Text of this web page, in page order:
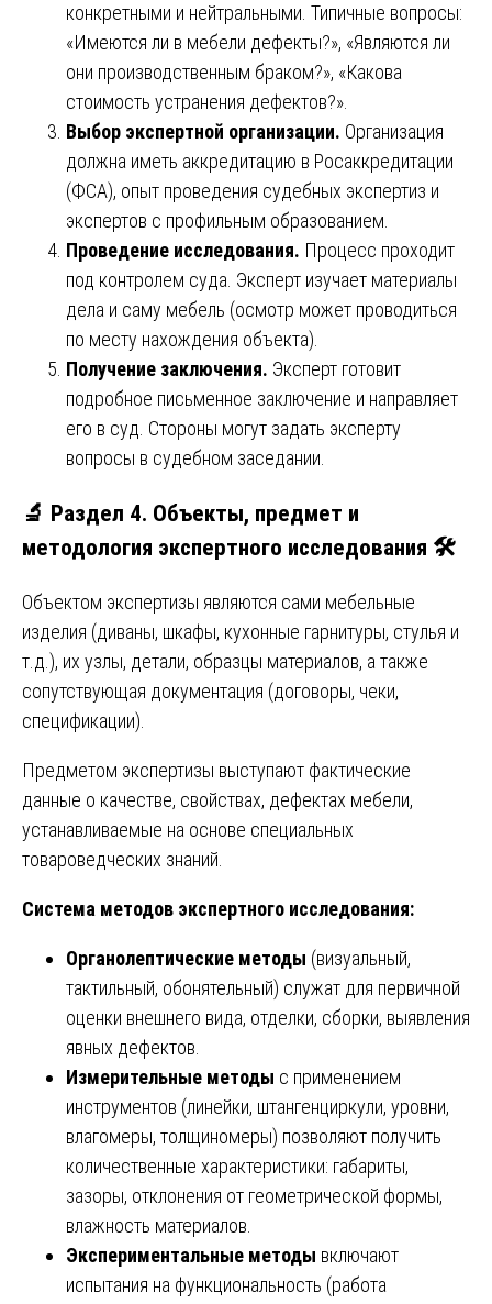
конкретными и нейтральными. Типичные вопросы:
«Имеются ли в мебели дефекты?», «Являются ли
они производственным браком?», «Какова
стоимость устранения дефектов?».
Выбор экспертной организации. Организация
должна иметь аккредитацию в Росаккредитации
(ФСА), опыт проведения судебных экспертиз и
экспертов с профильным образованием.
Проведение исследования. Процесс проходит
под контролем суда. Эксперт изучает материалы
дела и саму мебель (осмотр может проводиться
по месту нахождения объекта).
Получение заключения. Эксперт готовит
подробное письменное заключение и направляет
его в суд. Стороны могут задать эксперту
вопросы в судебном заседании.
🔬 Раздел 4. Объекты, предмет и
методология экспертного исследования 🛠️
Объектом экспертизы являются сами мебельные
изделия (диваны, шкафы, кухонные гарнитуры, стулья и
т.д.), их узлы, детали, образцы материалов, а также
сопутствующая документация (договоры, чеки,
спецификации).
Предметом экспертизы выступают фактические
данные о качестве, свойствах, дефектах мебели,
устанавливаемые на основе специальных
товароведческих знаний.
Система методов экспертного исследования:
Органолептические методы (визуальный,
тактильный, обонятельный) служат для первичной
оценки внешнего вида, отделки, сборки, выявления
явных дефектов.
Измерительные методы с применением
инструментов (линейки, штангенциркули, уровни,
влагомеры, толщиномеры) позволяют получить
количественные характеристики: габариты,
зазоры, отклонения от геометрической формы,
влажность материалов.
Экспериментальные методы включают
испытания на функциональность (работа